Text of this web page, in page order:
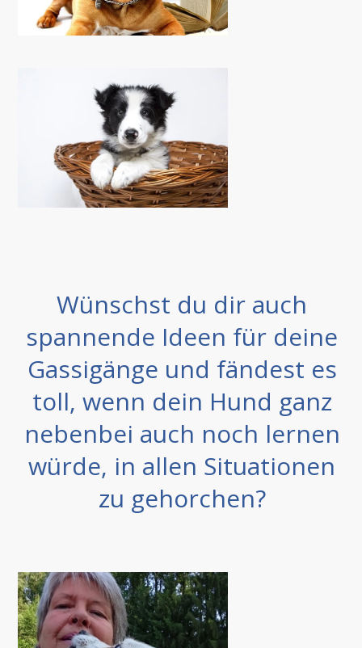
Wünschst du dir auch
spannende Ideen für deine
Gassigänge und fändest es
toll, wenn dein Hund ganz
nebenbei auch noch lernen
würde, in allen Situationen
zu gehorchen ?